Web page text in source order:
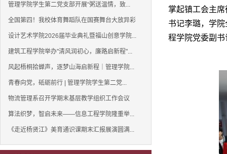
管理学院学生第二党支部开展“粥送温情，致...
全国第四！我校体育舞蹈队在国赛舞台大放异彩
设计艺术学院2026届毕业典礼暨福山创意学院...
建筑工程学院举办"清风润初心，廉路启新程"...
风起梧桐拾蝉声，逐梦山海启新程｜管理学院...
青春向党，砥砺前行 | 管理学院学生第二党...
物流管理系召开学期末基层教学组织工作会议
算法织梦，智启未来——信息工程学院隆重举...
《走近杨贤江》美育通识课期末汇报展演圆满...
掌起镇工会主
书记李璐，学
程学院党委副